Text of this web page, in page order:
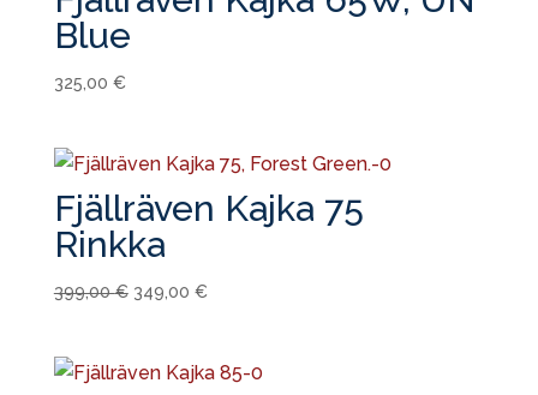
Blue
325,00 €
Fjällräven Kajka 75
Rinkka
399,00€ Alkuperäinen
399,00 €.
349,00 €Nykyinen
349,00 €.